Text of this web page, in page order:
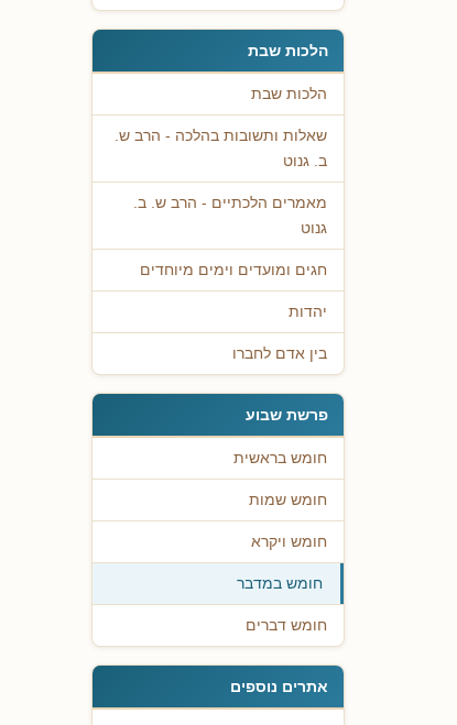
הלכות שבת
הלכות שבת
שאלות ותשובות בהלכה - הרב ש.
ב. גנוט
מאמרים הלכתיים - הרב ש. ב.
גנוט
חגים ומועדים וימים מיוחדים
יהדות
בין אדם לחברו
פרשת שבוע
חומש בראשית
חומש שמות
חומש ויקרא
חומש במדבר
חומש דברים
אתרים נוספים